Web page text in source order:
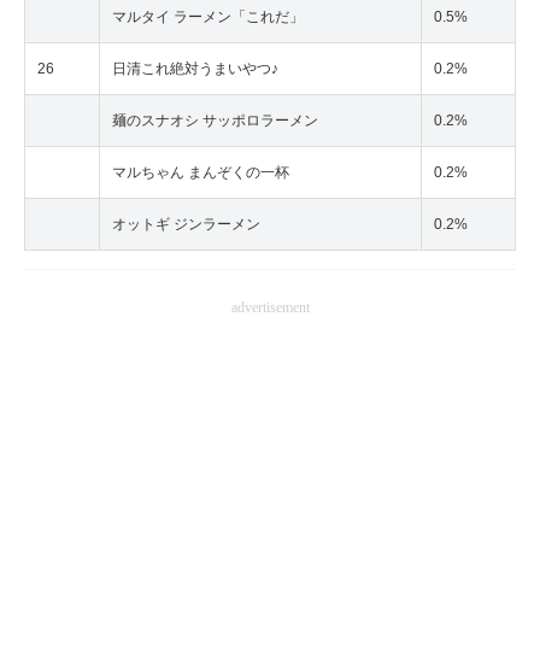
マルタイ ラーメン「これだ」 0.5%
26 日清これ絶対うまいやつ♪ 0.2%
麺のスナオシ サッポロラーメン 0.2%
マルちゃん まんぞくの一杯 0.2%
オットギ ジンラーメン 0.2%
advertisement